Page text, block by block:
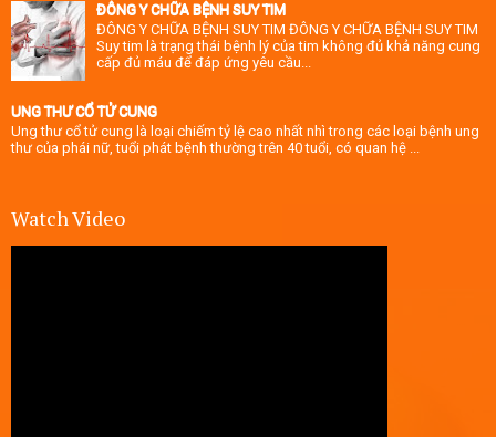
ĐÔNG Y CHỮA BỆNH SUY TIM
ĐÔNG Y CHỮA BỆNH SUY TIM ĐÔNG Y CHỮA BỆNH SUY TIM
Suy tim là trạng thái bệnh lý của tim không đủ khả năng cung
cấp đủ máu để đáp ứng yêu cầu...
UNG THƯ CỔ TỬ CUNG
Ung thư cổ tử cung là loại chiếm tỷ lệ cao nhất nhì trong các loại bệnh ung
thư của phái nữ, tuổi phát bệnh thường trên 40 tuổi, có quan hệ ...
Watch Video